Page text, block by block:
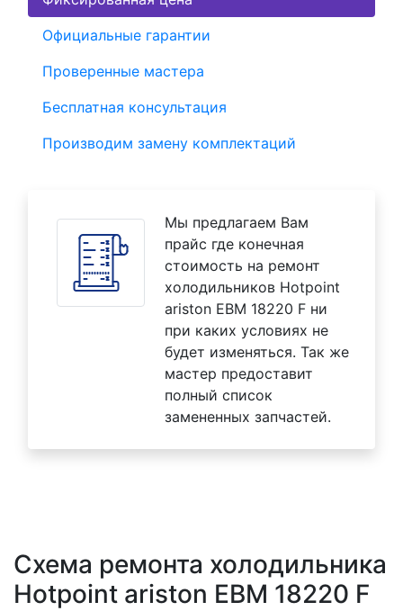
Официальные гарантии
Проверенные мастера
Бесплатная консультация
Производим замену комплектаций
Мы предлагаем Вам
прайс где конечная
стоимость на ремонт
холодильников Hotpoint
ariston EBM 18220 F ни
при каких условиях не
будет изменяться. Так же
мастер предоставит
полный список
замененных запчастей.
Схема ремонта холодильника
Hotpoint ariston EBM 18220 F